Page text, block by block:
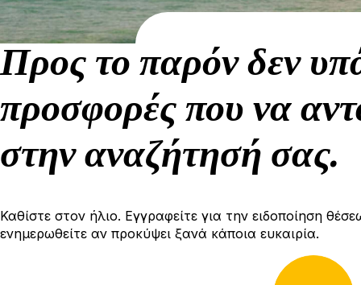
Προς το παρόν δεν
προσφορές που να
στην αναζήτησή σας.
Καθίστε στον ήλιο. Εγγραφείτε για την ειδοποίηση
ενημερωθείτε αν προκύψει ξανά κάποια ευκαιρία.